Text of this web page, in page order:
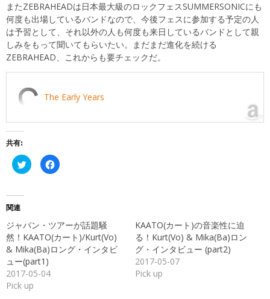
またZEBRAHEADは日本最大級のロックフェスSUMMERSONICにも
何度も出場しているバンドなので、今後フェスに参加する予定の人
は予習として、それ以外の人も何度も来日しているバンドとして親
しみをもって聞いてもらいたい。まだまだ進化を続ける
ZEBRAHEAD、これからも要チェックだ。
The Early Years
共有:
ク
リ
共
有
(新
し
い
ィ
ン
ド
ウ
で
Facebook
で
ク
リ
ッ
ク
し
て
関連
ジャパン・ツアーが話題騒
然！KAATO(カート)/Kurt(Vo)
& Mika(Ba)ロング・インタビ
ュー(part1)
2017-05-04
Pick up
KAATO(カート)の音楽性に迫
る！Kurt(Vo) & Mika(Ba)ロン
グ・インタビュー (part2)
2017-05-07
Pick up